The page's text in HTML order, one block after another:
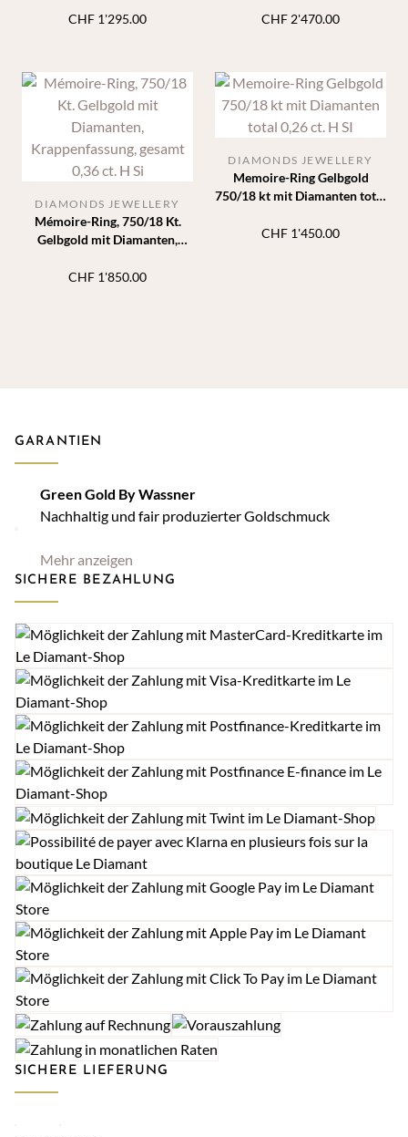
CHF 1'295.00 CHF 2'470.00
Mémoire-Ring, 750/18 Kt.
Gelbgold mit Diamanten,
ct. H Si
DIAMONDS JEWELLERY
CHF 1'850.00
Memoire-Ring Gelbgold
750/18 kt mit Diamanten total
DIAMONDS JEWELLERY
CHF 1'450.00
GARANTIEN
Green Gold By Wassner
Nachhaltig und fair produzierter Goldschmuck
Mehr anzeigen
SICHERE BEZAHLUNG
SICHERE LIEFERUNG